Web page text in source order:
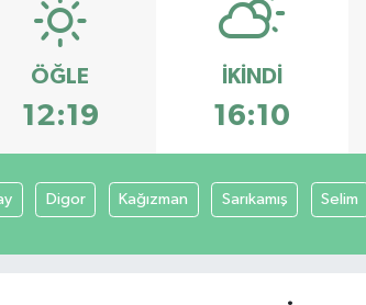
ÖĞLE
12:19
İKINDI
16:10
Digor Kağızman Sarıkamış Selim